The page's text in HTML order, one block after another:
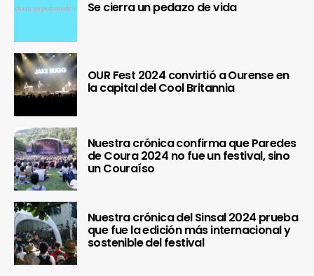
Se cierra un pedazo de vida
OUR Fest 2024 convirtió a Ourense en
la capital del Cool Britannia
Nuestra crónica confirma que Paredes
de Coura 2024 no fue un festival, sino
un Couraíso
Nuestra crónica del Sinsal 2024 prueba
que fue la edición más internacional y
sostenible del festival